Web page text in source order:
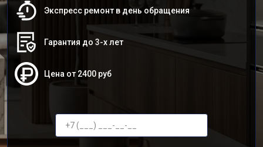
Экспресс ремонт в день обращения
Гарантия до 3-х лет
Цена от 2400 руб